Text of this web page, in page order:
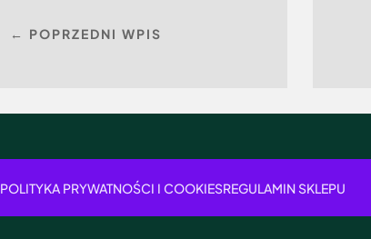
← POPRZEDNI WPIS
POLITYKA PRYWATNOŚCI I COOKIESREGULAMIN SKLEPU